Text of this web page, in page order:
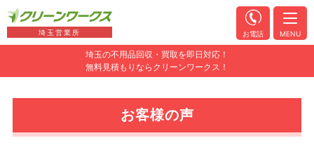
埼玉の不用品回収・買取を即日対応！
無料見積もりならクリーンワークス！
埼玉営業所 お電話 MENU
お客様の声